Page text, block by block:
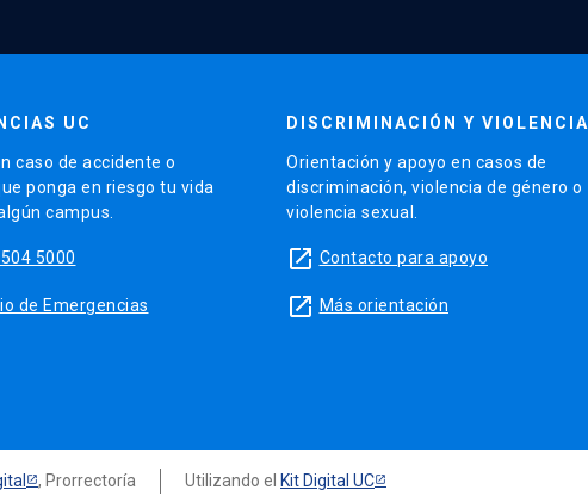
UC
caso de accidente o
ponga en riesgo tu vida
campus.
5000
de Emergencias
DISCRIMINACIÓN Y VIOLENCIA
Orientación y apoyo en casos de
discriminación, violencia de género o
violencia sexual.
launch Contacto para apoyo
launch Más orientación
, Prorrectoría Utilizando el Kit Digital UC